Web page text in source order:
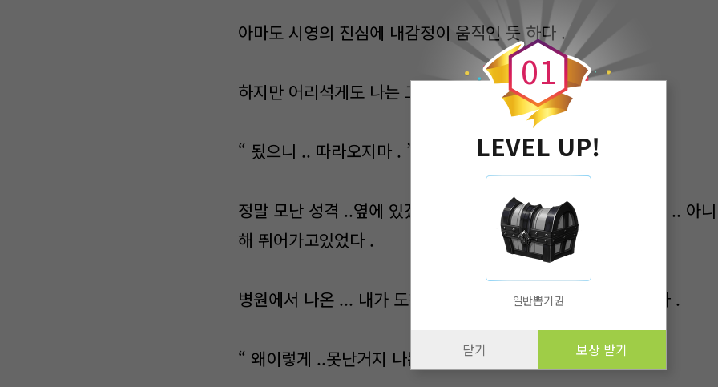
아마도 시영의 진심에 내감정이 움직인 듯 하다 .
하지만 어리석게도 나는 그런 시영의 마음을 외면하고 있었다 .
“ 됬으니 .. 따라오지마 . ”
정말 모난 성격 ..옆에 있겠다는 시영을 뿌리치고 나는 집을향해 .. 아
해 뛰어가고있었다 .
병원에서 나온 ... 내가 도착한곳은 중랑천 .. 다리 밑에 서있었다 .
“ 왜이렇게 ..못난거지 나는 . ”
0
0
1
LEVEL UP!
일반뽑기권
닫기 보상 받기